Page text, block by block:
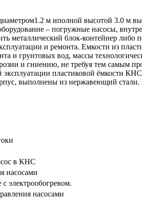
м иполной высотой 3.0 м
– погружные насосы,
металлический блок-контейнер
и ремонта. Емкости из
и грунтовых вод, массы
и гниению, не требуя тем самым
пластиковой ёмкости
выполнены из нержавеющий
в КНС
насосами
электрообогревом.
насосами